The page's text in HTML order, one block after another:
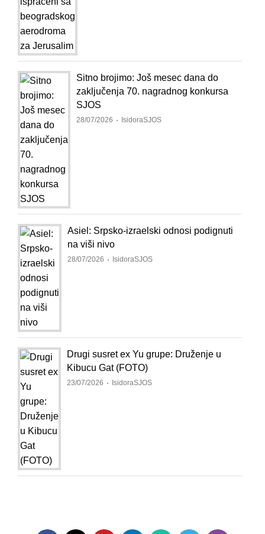
Sitno brojimo: Još mesec dana do
zaključenja 70. nagradnog konkursa
SJOS
28/07/2026 IsidoraSJOS
Asiel: Srpsko-izraelski odnosi podignuti
na viši nivo
28/07/2026 IsidoraSJOS
Drugi susret ex Yu grupe: Druženje u
Kibucu Gat (FOTO)
23/07/2026 IsidoraSJOS